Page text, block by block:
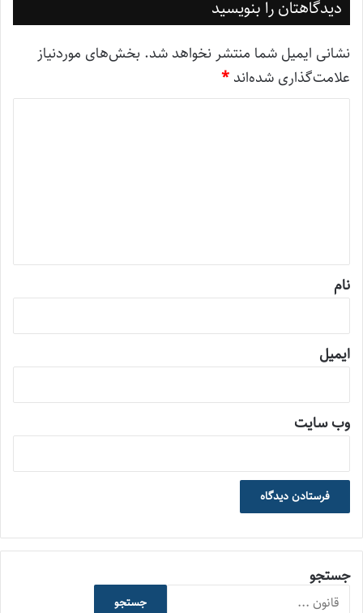
دیدگاهتان را بنویسید
نشانی ایمیل شما منتشر نخواهد شد. بخش‌های موردنیاز
علامت‌گذاری شده‌اند *
نام
ایمیل
وب‌ سایت
جستجو
جستجو